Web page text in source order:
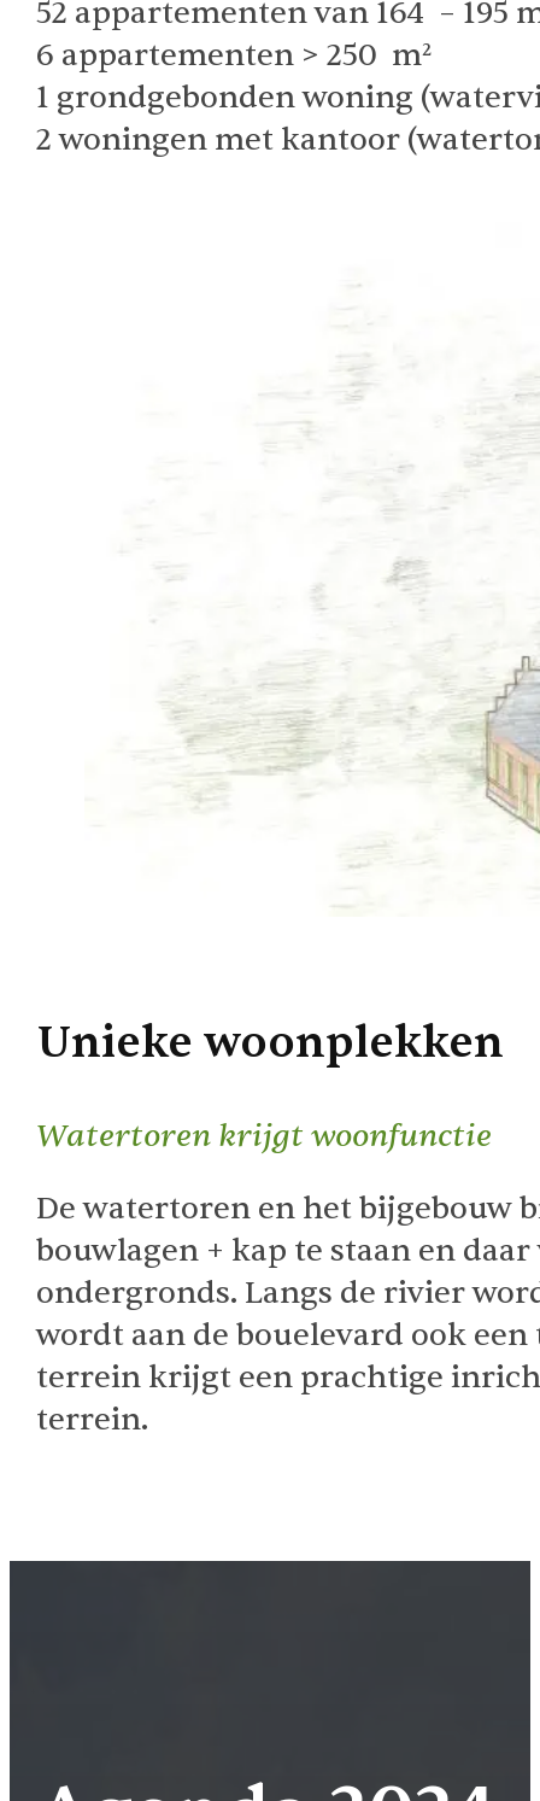
52 appartementen van 164 – 195
6 appartementen > 250 m²
1 grondgebonden woning
2 woningen met kantoor
Unieke woonplekken
Watertoren krijgt woonfunctie
De watertoren en het bijgebouw
bouwlagen + kap te staan en
ondergronds. Langs de rivier
wordt aan de bouelevard ook
terrein krijgt een prachtige
terrein.